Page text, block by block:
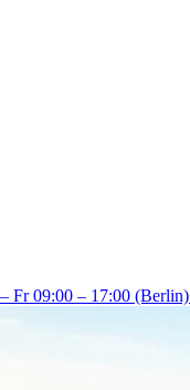
Fr 09:00 – 17:00 (Berlin)